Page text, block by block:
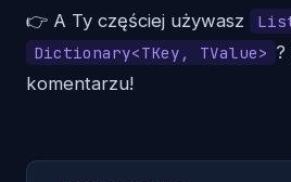
👉 A Ty częściej używasz
Dictionary<TKey, TValue> ?
komentarzu!